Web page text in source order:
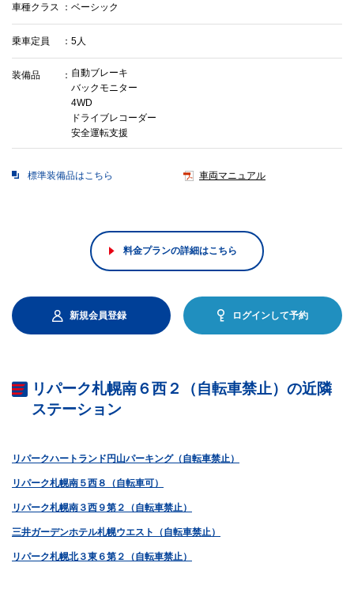
車種クラス ベーシック
乗車定員 5人
装備品
自動ブレーキ
バックモニター
4WD
ドライブレコーダー
安全運転支援
標準装備品はこちら 車両マニュアル
料金プランの詳細はこちら
新規会員登録 ログインして予約
リパーク札幌南６西２（自転車禁止）の近隣
ステーション
リパークハートランド円山パーキング（自転車禁止）
リパーク札幌南５西８（自転車可）
リパーク札幌南３西９第２（自転車禁止）
三井ガーデンホテル札幌ウエスト（自転車禁止）
リパーク札幌北３東６第２（自転車禁止）